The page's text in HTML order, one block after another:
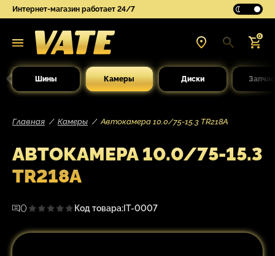
Интернет-магазин работает 24/7
0
Шины Камеры Диски
Главная Камеры Автокамера 10.0/75-15.3 TR218A
АВТОКАМЕРА 10.0/75-15.3
TR218A
0 Код товара: IT-0007